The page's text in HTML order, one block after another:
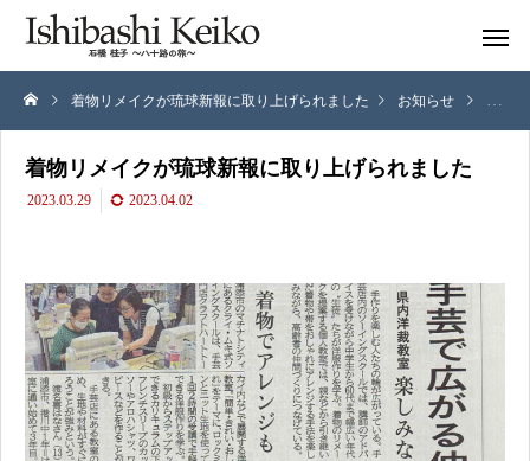
着物リメイクが琉球新報に取り上げられました お知らせ 着物
着物リメイクが琉球新報に取り上げられました
2023.03.29 2023.04.02